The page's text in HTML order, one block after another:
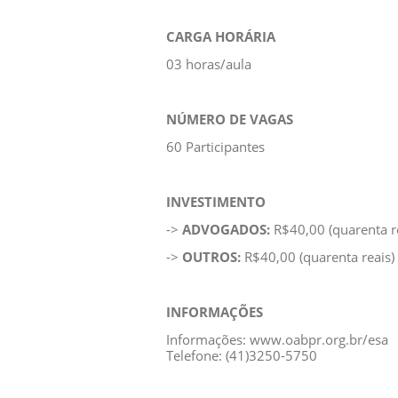
CARGA HORÁRIA
03 horas/aula
NÚMERO DE VAGAS
60 Participantes
INVESTIMENTO
-> ADVOGADOS: R$40,00 (quarenta
-> OUTROS: R$40,00 (quarenta reais)
INFORMAÇÕES
Informações: www.oabpr.org.br/esa
Telefone: (41)3250-5750